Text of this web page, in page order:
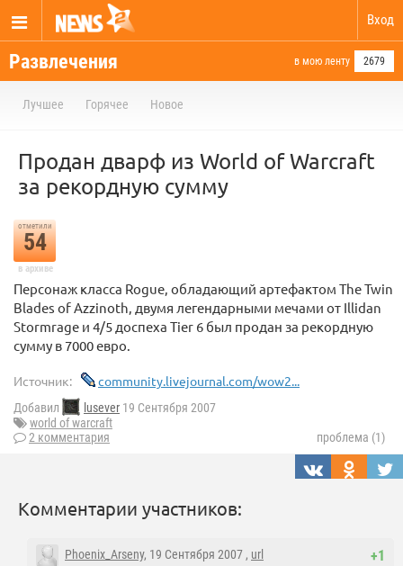
Вход
Развлечения в мою ленту 2679
Лучшее Горячее Новое
Продан дварф из World of Warcraft
за рекордную сумму
отметили
54
в архиве
Персонаж класса Rogue, обладающий артефактом The Twin
Blades of Azzinoth, двумя легендарными мечами от Illidan
Stormrage и 4/5 доспеха Tier 6 был продан за рекордную
сумму в 7000 евро.
Источник: community.livejournal.com/wow2...
Добавил lusever 19 Сентября 2007
world of warcraft
2 комментария
проблема (1)
Комментарии участников:
+1
Phoenix_Arseny, 19 Сентября 2007 , url